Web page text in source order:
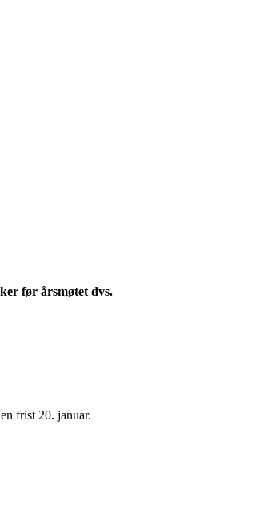
før årsmøtet dvs.
frist 20. januar.